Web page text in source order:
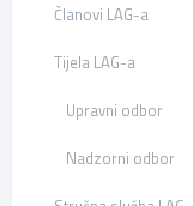
Članovi LAG-a
Tijela LAG-a
Upravni odbor
Nadzorni odbor